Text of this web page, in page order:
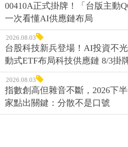
00410A正式掛牌！「台版主動
一次看懂AI供應鏈布局
2026.08.03
台股科技新兵登場！AI投資不
動式ETF布局科技供應鏈 8/3掛
2026.08.03
指數創高但雜音不斷，2026下
家點出關鍵：分散不是口號